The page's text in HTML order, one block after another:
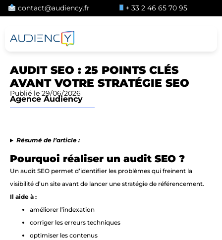
contact@audiency.fr + 33 2 46 65 70 95
AUDIT SEO : 25 POINTS CLÉS
AVANT VOTRE STRATÉGIE SEO
Publié le 29/06/2026
Agence Audiency
Résumé de l’article :
Pourquoi réaliser un audit SEO ?
Un audit SEO permet d’identifier les problèmes qui freinent la
visibilité d’un site avant de lancer une stratégie de référencement.
Il aide à :
améliorer l’indexation
corriger les erreurs techniques
optimiser les contenus